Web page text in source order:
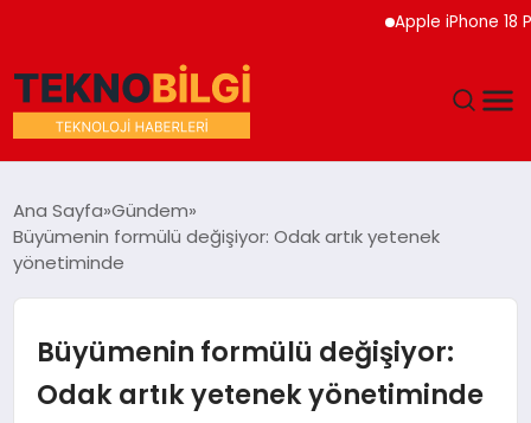
Apple iPhone 18 Pro
DÜNYA
EKONOMI
Ana Sayfa Gündem
Büyümenin formülü değişiyor: Odak artık yetenek
yönetiminde
Büyümenin formülü değişiyor:
Odak artık yetenek yönetiminde